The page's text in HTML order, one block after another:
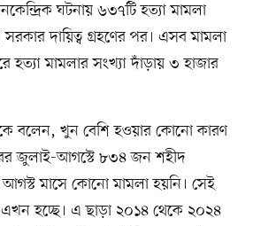
ঘটনায় ৬৩৭টি হত্যা মামলা
সরকার দায়িত্ব গ্রহণের পর। এসব মামলা
মামলার সংখ্যা দাঁড়ায় ৩ হাজার
বলেন, খুন বেশি হওয়ার কোনো কারণ
জুলাই-আগস্টে ৮৩৪ জন শহীদ
মাসে কোনো মামলা হয়নি। সেই
হচ্ছে। এ ছাড়া ২০১৪ থেকে ২০২৪